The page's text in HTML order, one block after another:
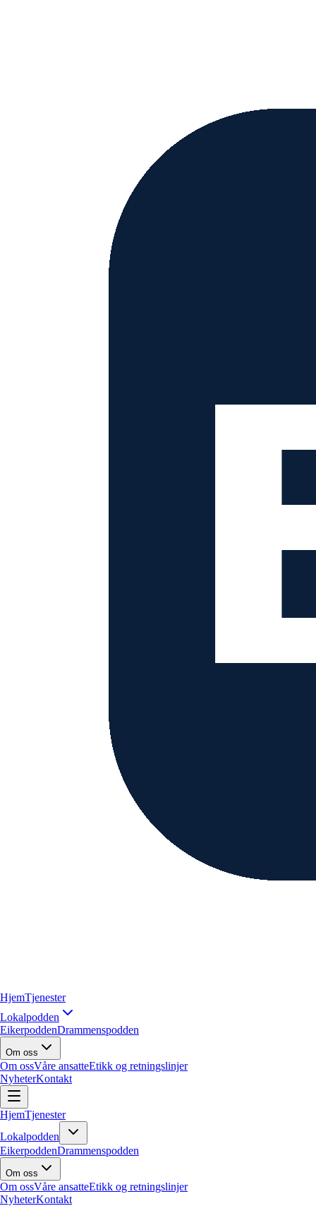
HjemTjenester
Lokalpodden
EikerpoddenDrammenspodden
Om oss
Om ossVåre ansatteEtikk og retningslinjer
NyheterKontakt
HjemTjenester
Lokalpodden
EikerpoddenDrammenspodden
Om oss
Om ossVåre ansatteEtikk og retningslinjer
NyheterKontakt